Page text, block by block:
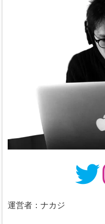
運営者：ナカジ